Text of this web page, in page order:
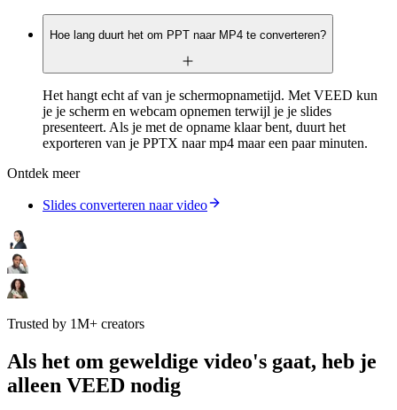
Hoe lang duurt het om PPT naar MP4 te converteren?
Het hangt echt af van je schermopnametijd. Met VEED kun
je je scherm en webcam opnemen terwijl je je slides
presenteert. Als je met de opname klaar bent, duurt het
exporteren van je PPTX naar mp4 maar een paar minuten.
Ontdek meer
Slides converteren naar video
Trusted by 1M+ creators
Als het om geweldige video's gaat, heb je
alleen VEED nodig